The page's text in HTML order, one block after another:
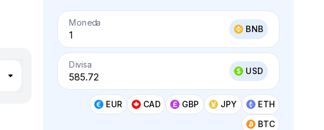
Moneda
BNB
Divisa
USD
EUR CAD GBP JPY
ETH
BTC